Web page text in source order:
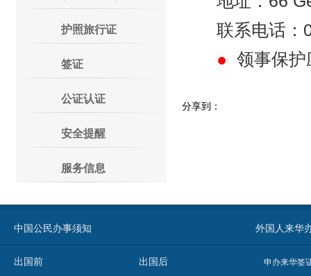
护照旅行证
签证
公证认证
安全提醒
服务信息
联系电话：
● 领事保护
分享到：
中国公民办事须知 外国人来华
出国前 出国后
申办来华签